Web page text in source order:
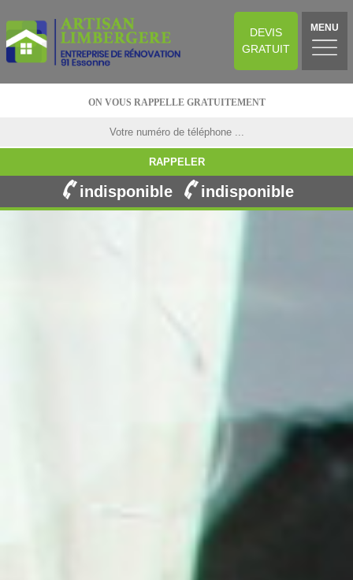
DEVIS
GRATUIT
MENU
ON VOUS RAPPELLE GRATUITEMENT
indisponible indisponible